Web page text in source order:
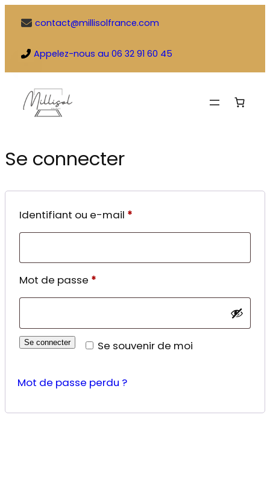
contact@millisolfrance.com
Appelez-nous au 06 32 91 60 45
Se connecter
Identifiant ou e-mail *
Mot de passe *
Se souvenir de moi
Se connecter
Mot de passe perdu ?